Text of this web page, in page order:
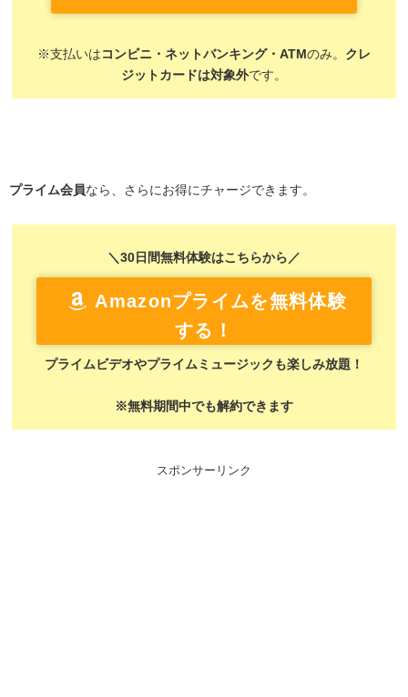
※支払いは コンビニ・ネットバンキング・ATMのみ。 クレ
ジットカードは対象外です。
プライム会員なら、さらにお得にチャージできます。
＼30日間無料体験はこちらから／
Amazonプライムを無料体験
する！
プライムビデオやプライムミュージックも楽しみ放題！
※無料期間中でも解約できます
スポンサーリンク